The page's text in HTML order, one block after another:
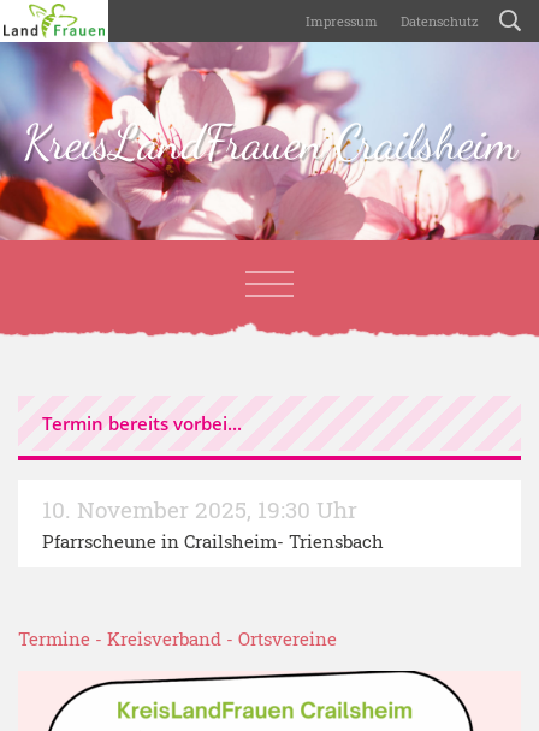
Impressum Datenschutz
KreisLandFrauen Crailsheim
Termin bereits vorbei...
10. November 2025, 19:30 Uhr
Pfarrscheune in Crailsheim- Triensbach
Termine - Kreisverband - Ortsvereine